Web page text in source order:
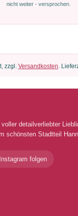
nicht weiter - versprochen.
zzgl. Versandkosten.
detailverliebter
schönsten Stadtteil
folgen